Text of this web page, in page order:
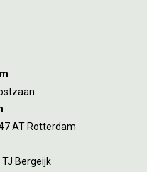
AT Rotterdam
Bergeijk